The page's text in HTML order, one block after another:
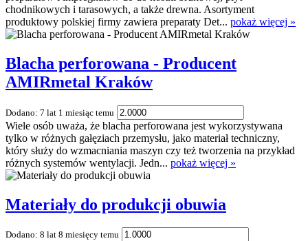
chodnikowych i tarasowych, a także drewna. Asortyment
produktowy polskiej firmy zawiera preparaty Det... pokaż więcej »
Blacha perforowana - Producent
AMIRmetal Kraków
Dodano: 7 lat 1 miesiąc temu
Wiele osób uważa, że blacha perforowana jest wykorzystywana
tylko w różnych gałęziach przemysłu, jako materiał techniczny,
który służy do wzmacniania maszyn czy też tworzenia na przykład
różnych systemów wentylacji. Jedn... pokaż więcej »
Materiały do produkcji obuwia
Dodano: 8 lat 8 miesięcy temu